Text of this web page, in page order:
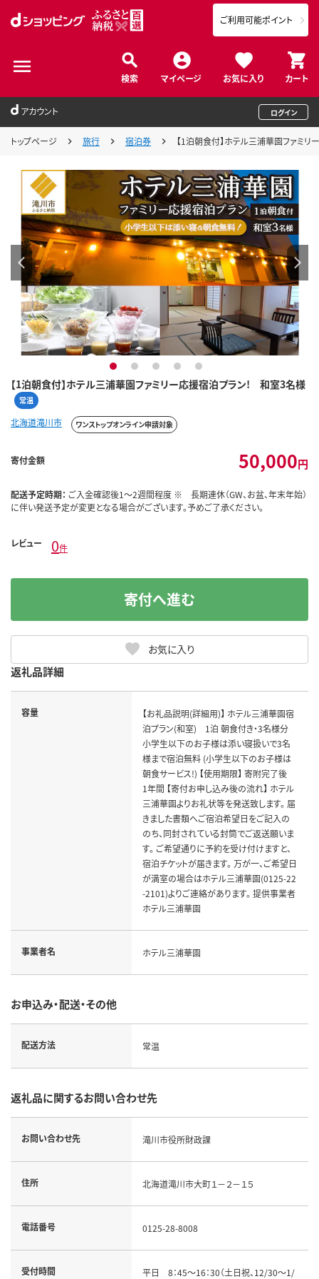
検索 マイページ お気に入り カート
ご利用可能ポイント
アカウント ログイン
トップページ 旅行 宿泊券 【1泊朝食付】ホテル三浦華園ファミ
【1泊朝食付】ホテル三浦華園ファミリー応援宿泊プラン! 和室3名様
常温
1 2 3 4 5
北海道滝川市 ワンストップオンライン申請対象
寄付金額 50,000円
配送予定時期： ご入金確認後1～2週間程度 ※ 長期連休（GW、お盆、年末年始）
に伴い発送予定が変更となる場合がございます。予めご了承ください。
レビュー 0件
お気に入り
寄付へ進む
返礼品詳細
容量
【お礼品説明(詳細用)】 ホテル三浦華園宿
泊プラン(和室) 1泊 朝食付き・3名様分
小学生以下のお子様は添い寝扱いで3名
様まで宿泊無料 (小学生以下のお子様は
朝食サービス!) 【使用期限】 寄附完了後
1年間 【寄付お申し込み後の流れ】 ホテル
三浦華園よりお礼状等を発送致します。 届
きました書類へご宿泊希望日をご記入の
のち、同封されている封筒でご返送願いま
す。 ご希望通りに予約を受け付けますと、
宿泊チケットが届きます。 万が一、ご希望日
が満室の場合はホテル三浦華園(0125-22
-2101)よりご連絡があります。 提供事業者
ホテル三浦華園
事業者名 ホテル三浦華園
お申込み・配送・その他
配送方法 常温
返礼品に関するお問い合わせ先
お問い合わせ先 滝川市役所財政課
住所 北海道滝川市大町１－２－１５
電話番号 0125-28-8008
受付時間 平日 8：45～16：30（土日祝、12/30～1/